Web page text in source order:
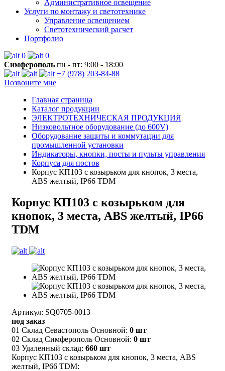
Административное освещение
Услуги по монтажу и светотехнике
Управление освещением
Светотехнический расчет
Портфолио
0
0
Симферополь пн - пт: 9:00 - 18:00
+7 (978) 203-84-88
Позвоните мне
Главная страница
Каталог продукции
ЭЛЕКТРОТЕХНИЧЕСКАЯ ПРОДУКЦИЯ
Низковольтное оборудование (до 600V)
Оборудование защиты и коммутации для
промышленной установки
Индикаторы, кнопки, посты и пульты управления
Корпуса для постов
Корпус КП103 c козырьком для кнопок, 3 места,
ABS желтый, IP66 TDM
Корпус КП103 c козырьком для
кнопок, 3 места, ABS желтый, IP66
TDM
Артикул: SQ0705-0013
под заказ
01 Склад Севастополь Основной: 0 шт
02 Склад Симферополь Основной: 0 шт
03 Удаленный склад: 660 шт
Корпус КП103 c козырьком для кнопок, 3 места, ABS
желтый, IP66 TDM: